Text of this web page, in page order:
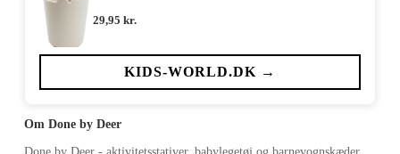
29,95 kr.
KIDS-WORLD.DK →
Om Done by Deer